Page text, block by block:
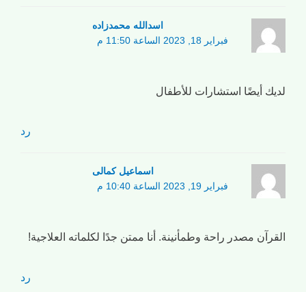
اسدالله محمدزاده
فبراير 18, 2023 الساعة 11:50 م
لديك أيضًا استشارات للأطفال
رد
اسماعیل کمالی
فبراير 19, 2023 الساعة 10:40 م
القرآن مصدر راحة وطمأنينة. أنا ممتن جدًا لكلماته العلاجية!
رد